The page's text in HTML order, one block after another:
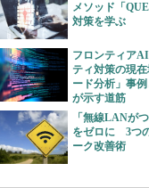
メソッド「
対策を学ぶ
フロンティア
ティ対策の現
ード分析」事
が示す道筋
「無線LANが
をゼロに 3つ
ーク改善術